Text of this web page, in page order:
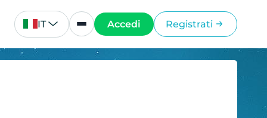
IT Accedi Registrati